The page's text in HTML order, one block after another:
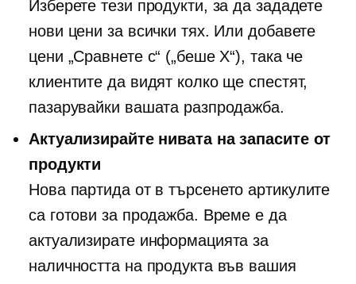
Изберете тези продукти, за да зададете
нови цени за всички тях. Или добавете
цени „Сравнете с“ („беше X“), така че
клиентите да видят колко ще спестят,
пазарувайки вашата разпродажба.
Актуализирайте нивата на запасите от
продукти
Нова партида от в търсенето артикулите
са готови за продажба. Време е да
актуализирате информацията за
наличността на продукта във вашия